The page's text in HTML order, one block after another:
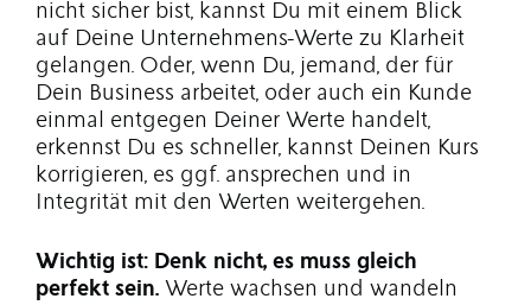
nicht sicher bist, kannst Du mit einem Blick
auf Deine Unternehmens-Werte zu Klarheit
gelangen. Oder, wenn Du, jemand, der für
Dein Business arbeitet, oder auch ein Kunde
einmal entgegen Deiner Werte handelt,
erkennst Du es schneller, kannst Deinen Kurs
korrigieren, es ggf. ansprechen und in
Integrität mit den Werten weitergehen.
Wichtig ist: Denk nicht, es muss gleich
perfekt sein. Werte wachsen und wandeln